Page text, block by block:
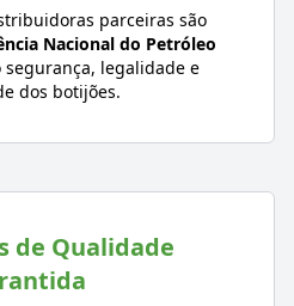
parceiras são
Nacional do Petróleo
legalidade e
dos botijões.
de Qualidade